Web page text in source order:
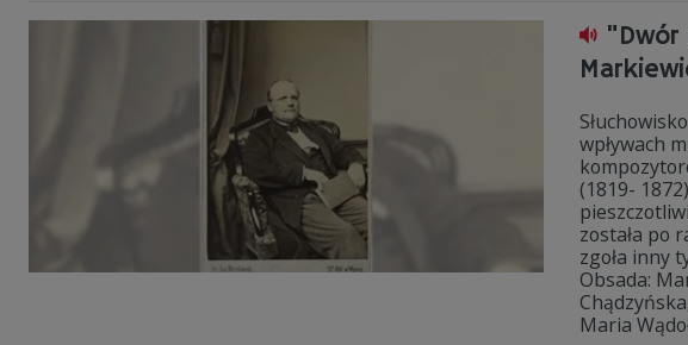
"Dwór
wpływach
(1819-
została po
zgoła inny
Obsada:
Maria